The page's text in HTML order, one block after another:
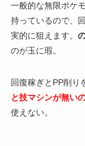
一般的な無限ポケ
持っているので、
実的に狙えます。
のが玉に瑕。
回復稼ぎとPP削り
と技マシンが無い
使えない。